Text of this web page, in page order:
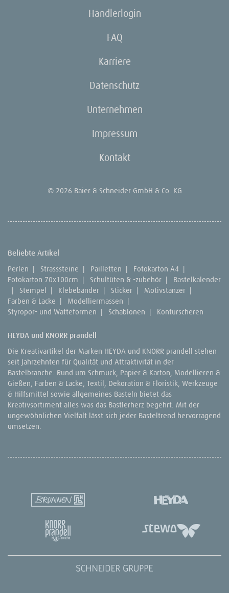
Händlerlogin
FAQ
Karriere
Datenschutz
Unternehmen
Impressum
Kontakt
© 2026 Baier & Schneider GmbH & Co. KG
Beliebte Artikel
Perlen | Strasssteine | Pailletten | Fotokarton A4 |
Fotokarton 70x100cm | Schultüten & -zubehör |
Bastelkalender
|
Stempel | Klebebänder | Sticker | Motivstanzer |
Farben & Lacke | Modelliermassen |
Styropor- und Watteformen | Schablonen | Konturscheren
HEYDA und KNORR prandell
Die Kreativartikel der Marken HEYDA und KNORR prandell stehen
seit Jahrzehnten für Qualität und Attraktivität in der
Bastelbranche. Rund um Schmuck, Papier & Karton, Modellieren &
Gießen, Farben & Lacke, Textil, Dekoration & Floristik, Werkzeuge
& Hilfsmittel sowie allgemeines Basteln bietet das
Kreativsortiment alles was das Bastlerherz begehrt. Mit der
ungewöhnlichen Vielfalt lässt sich jeder Basteltrend hervorragend
umsetzen.